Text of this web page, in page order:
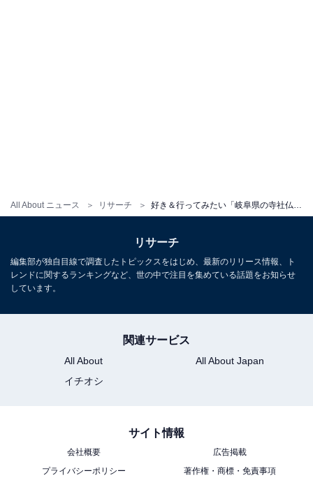
All About ニュース リサーチ
リサーチ
編集部が独自目線で調査したトピックスをはじめ、最新のリリース情報、ト
レンドに関するランキングなど、世の中で注目を集めている話題をお知らせ
しています。
関連サービス
All About
All About Japan
イチオシ
サイト情報
会社概要
広告掲載
プライバシーポリシー
著作権・商標・免責事項